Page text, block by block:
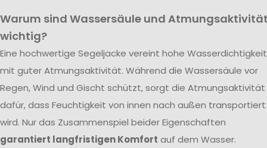
Warum sind Wassersäule und
wichtig?
Eine hochwertige Segeljacke vereint hohe Wasserdichtigkeit
mit guter Atmungsaktivität. Während die Wassersäule vor
Regen, Wind und Gischt schützt, sorgt die Atmungsaktivität
dafür, dass Feuchtigkeit von innen nach außen transportiert
wird. Nur das Zusammenspiel beider Eigenschaften
garantiert langfristigen Komfort auf dem Wasser.